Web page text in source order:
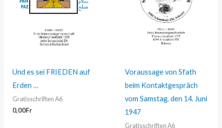
Und es sei FRIEDEN auf
Erden …
Gratisschriften A6
0,00Fr
Voraussage von Sfath
beim Kontaktgespräch
vom Samstag, den 14. Juni
1947
Gratisschriften A6